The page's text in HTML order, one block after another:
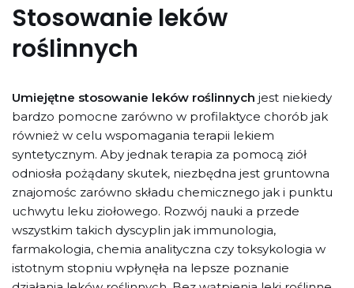
Stosowanie leków
roślinnych
Umiejętne stosowanie leków roślinnych jest niekiedy
bardzo pomocne zarówno w profilaktyce chorób jak
również w celu wspomagania terapii lekiem
syntetycznym. Aby jednak terapia za pomocą ziół
odniosła pożądany skutek, niezbędna jest gruntowna
znajomośc zarówno składu chemicznego jak i punktu
uchwytu leku ziołowego. Rozwój nauki a przede
wszystkim takich dyscyplin jak immunologia,
farmakologia, chemia analityczna czy toksykologia w
istotnym stopniu wpłynęła na lepsze poznanie